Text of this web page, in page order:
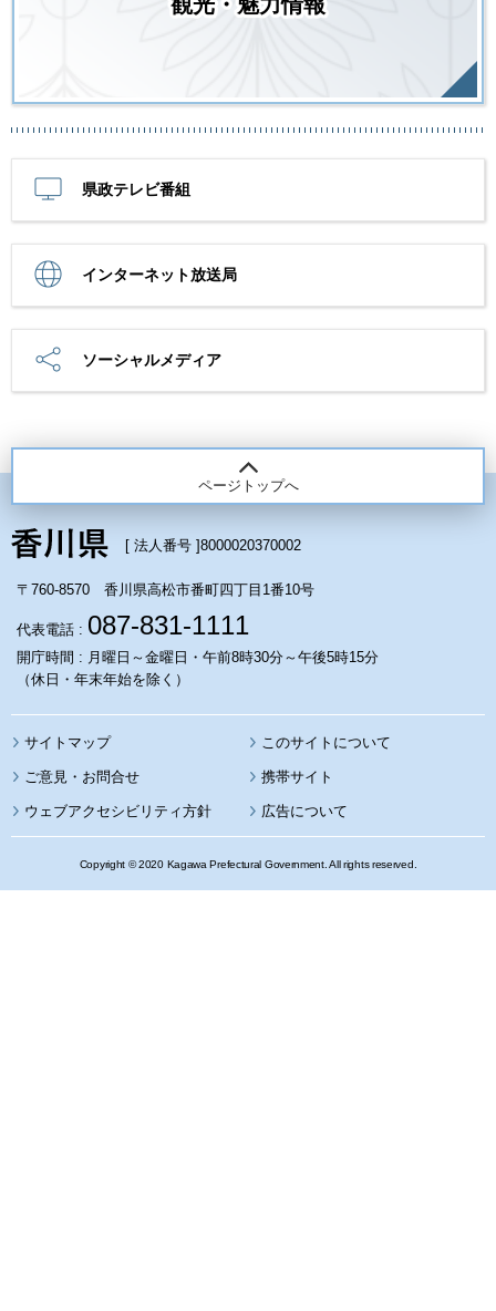
観光・魅力情報
県政テレビ番組
インターネット放送局
ソーシャルメディア
ページトップへ
[ 法人番号 ]8000020370002
〒760-8570 香川県高松市番町四丁目1番10号
代表電話 : 087-831-1111
開庁時間 : 月曜日～金曜日・午前8時30分～午後5時15分
（休日・年末年始を除く）
サイトマップ このサイトについて
携帯サイト
ウェブアクセシビリティ方針 広告について
Copyright © 2020 Kagawa Prefectural Government. All rights reserved.